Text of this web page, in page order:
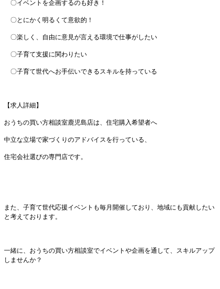
〇イベントを企画するのも好き！
〇とにかく明るくて意欲的！
〇楽しく、自由に意見が言える環境で仕事がしたい
〇子育て支援に関わりたい
〇子育て世代へお手伝いできるスキルを持っている
【求人詳細】
おうちの買い方相談室鹿児島店は、住宅購入希望者へ
中立な立場で家づくりのアドバイスを行っている、
住宅会社選びの専門店です。
また、子育て世代応援イベントも毎月開催しており、地域にも貢献したい
と考えております。
一緒に、おうちの買い方相談室でイベントや企画を通して、スキルアップ
しませんか？